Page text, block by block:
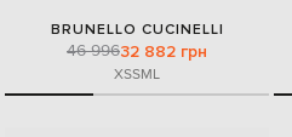
BRUNELLO CUCINELLI
46 99632 882 грн
XSSML